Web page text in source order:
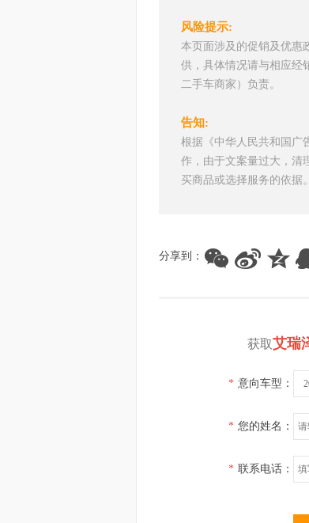
风险提示:
本页面涉及的促销及优惠
供，具体情况请与相应经
二手车商家）负责。
告知:
根据《中华人民共和国广
作，由于文案量过大，清
买商品或选择服务的依据。
分享到：
获取艾瑞
* 意向车型：
* 您的姓名：
* 联系电话：